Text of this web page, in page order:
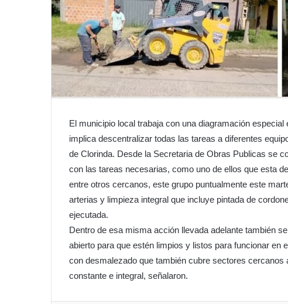
El municipio local trabaja con una diagramación
implica descentralizar todas las tareas a diferentes
de Clorinda. Desde la Secretaria de Obras Publicas se
con las tareas necesarias, como uno de ellos que esta
entre otros cercanos, este grupo puntualmente este
arterias y limpieza integral que incluye pintada de
ejecutada.
Dentro de esa misma acción llevada adelante también
abierto para que estén limpios y listos para funcionar
con desmalezado que también cubre sectores
constante e integral, señalaron.